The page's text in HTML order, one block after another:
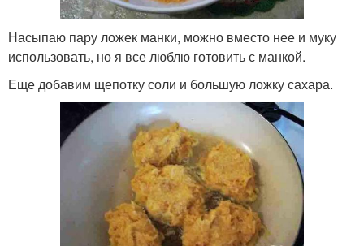
Насыпаю пару ложек манки, можно вместо нее и муку
использовать, но я все люблю готовить с манкой.
Еще добавим щепотку соли и большую ложку сахара.